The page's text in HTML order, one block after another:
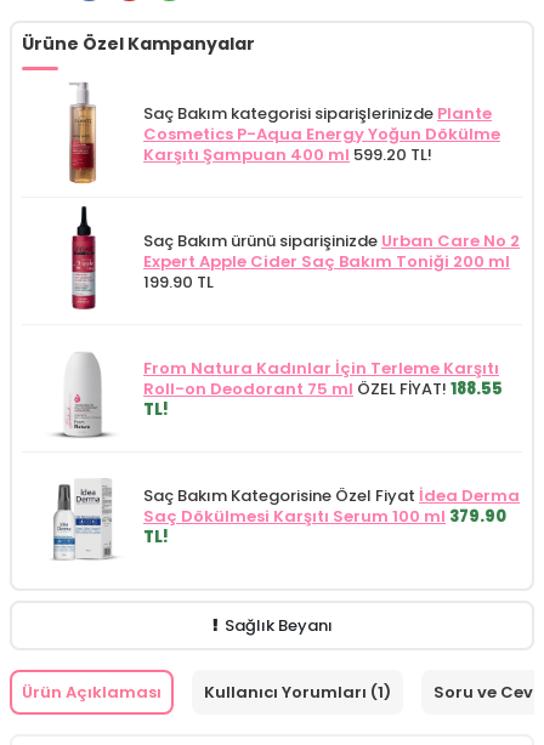
Ürüne Özel Kampanyalar
Saç Bakım kategorisi siparişlerinizde Plante
Cosmetics P-Aqua Energy Yoğun Dökülme
Karşıtı Şampuan 400 ml 599.20 TL!
Saç Bakım ürünü siparişinizde Urban Care No 2
Expert Apple Cider Saç Bakım Toniği 200 ml
199.90 TL
From Natura Kadınlar İçin Terleme Karşıtı
Roll-on Deodorant 75 ml ÖZEL FİYAT! 188.55
TL!
Saç Bakım Kategorisine Özel Fiyat İdea Derma
Saç Dökülmesi Karşıtı Serum 100 ml 379.90
TL!
Sağlık Beyanı
Ürün Açıklaması Kullanıcı Yorumları (1) Soru ve